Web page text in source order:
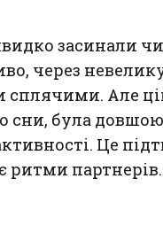
засинали
через
сплячими. Але
була
Це
ритми партнерів.